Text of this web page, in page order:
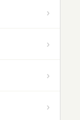
›
›
›
›